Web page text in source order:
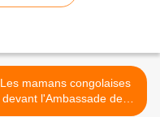
Les mamans congolaises
devant l'Ambassade des
USA à Kin >